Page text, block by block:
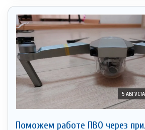
5
Поможем работе ПВО через